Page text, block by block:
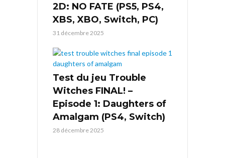
2D: NO FATE (PS5, PS4,
XBS, XBO, Switch, PC)
31 décembre 2025
Test du jeu Trouble
Witches FINAL! –
Episode 1: Daughters of
Amalgam (PS4, Switch)
28 décembre 2025